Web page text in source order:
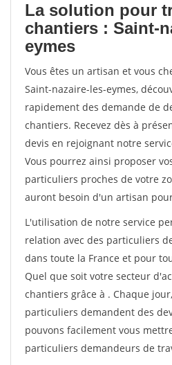
La solution pour
chantiers : Saint-
eymes
Vous êtes un artisan et vous
Saint-nazaire-les-eymes,
rapidement des demande de
chantiers. Recevez dès à
devis en rejoignant notre
Vous pourrez ainsi proposer
particuliers proches de votre
auront besoin d'un artisan
L'utilisation de notre service
relation avec des particuliers
dans toute la France et pour
Quel que soit votre secteur
chantiers grâce à . Chaque
particuliers demandent des
pouvons facilement vous
particuliers demandeurs de